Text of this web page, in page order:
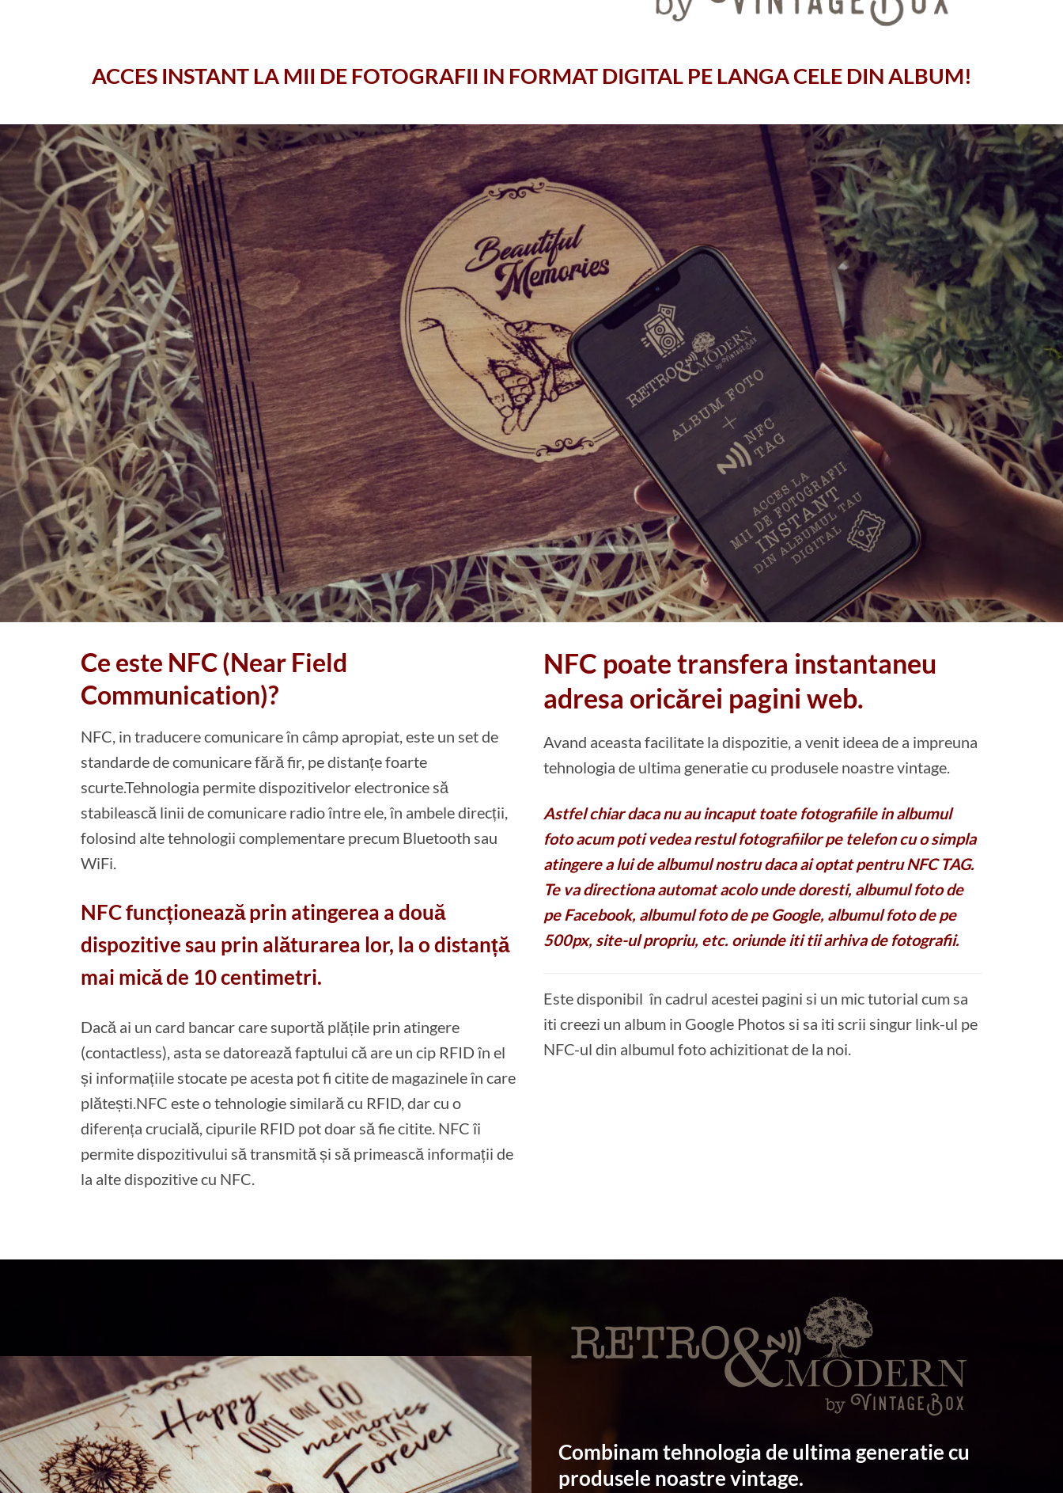
ACCES INSTANT LA MII DE FOTOGRAFII IN FORMAT DIGITAL PE LANGA CELE DIN ALBUM!
Ce este NFC (Near Field
Communication)?
NFC, in traducere comunicare în câmp apropiat, este un set de
standarde de comunicare fără fir, pe distanțe foarte
scurte.Tehnologia permite dispozitivelor electronice să
stabilească linii de comunicare radio între ele, în ambele direcții,
folosind alte tehnologii complementare precum Bluetooth sau
WiFi.
NFC funcționează prin atingerea a două
dispozitive sau prin alăturarea lor, la o distanță
mai mică de 10 centimetri.
Dacă ai un card bancar care suportă plățile prin atingere
(contactless), asta se datorează faptului că are un cip RFID în el
și informațiile stocate pe acesta pot fi citite de magazinele în care
plătești.NFC este o tehnologie similară cu RFID, dar cu o
diferența crucială, cipurile RFID pot doar să fie citite. NFC îi
permite dispozitivului să transmită și să primească informații de
la alte dispozitive cu NFC.
NFC poate transfera instantaneu
adresa oricărei pagini web.
Avand aceasta facilitate la dispozitie, a venit ideea de a impreuna
tehnologia de ultima generatie cu produsele noastre vintage.
Astfel chiar daca nu au incaput toate fotografiile in albumul
foto acum poti vedea restul fotografiilor pe telefon cu o simpla
atingere a lui de albumul nostru daca ai optat pentru NFC TAG.
Te va directiona automat acolo unde doresti, albumul foto de
pe Facebook, albumul foto de pe Google, albumul foto de pe
500px, site-ul propriu, etc. oriunde iti tii arhiva de fotografii.
Este disponibil în cadrul acestei pagini si un mic tutorial cum sa
iti creezi un album in Google Photos si sa iti scrii singur link-ul pe
NFC-ul din albumul foto achizitionat de la noi.
Combinam tehnologia de ultima generatie cu
produsele noastre vintage.